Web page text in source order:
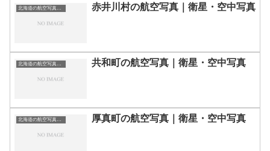
赤井川村の航空写真｜衛星・空中写真
共和町の航空写真｜衛星・空中写真
厚真町の航空写真｜衛星・空中写真